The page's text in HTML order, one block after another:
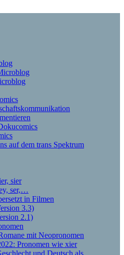
– Grafische
Comics,
Pronomen
auf dem trans Spektrum
sier
ser,…
in Filmen
3.3)
2.1)
mit Neopronomen
Pronomen wie xier
und Deutsch als